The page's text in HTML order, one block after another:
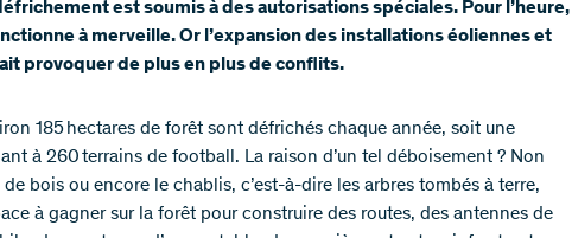
est soumis à des autorisations spéciales. Pour l’heure,
à merveille. Or l’expansion des installations éoliennes et
provoquer de plus en plus de conflits.
185 hectares de forêt sont défrichés chaque année, soit une
à 260 terrains de football. La raison d’un tel déboisement ? Non
de bois ou encore le chablis, c’est-à-dire les arbres tombés à terre,
à gagner sur la forêt pour construire des routes, des antennes de